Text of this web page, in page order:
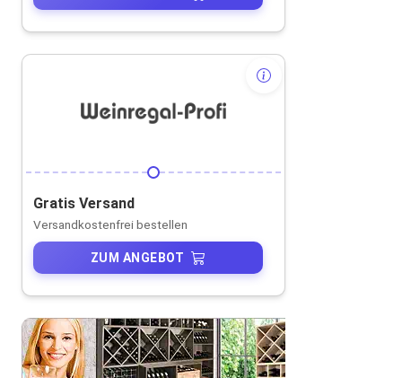
Gratis Versand
Versandkostenfrei bestellen
ZUM ANGEBOT